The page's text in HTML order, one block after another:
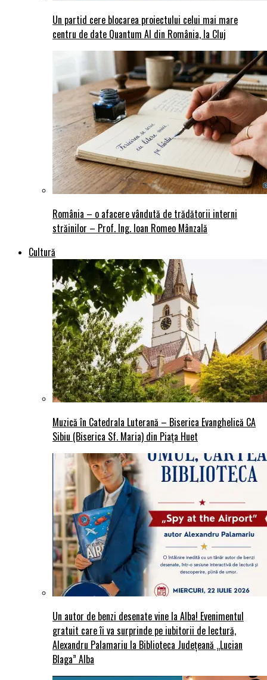
Un partid cere blocarea proiectului celui mai mare
centru de date Quantum AI din România, la Cluj
România – o afacere vândută de trădătorii interni
străinilor – Prof. Ing. Ioan Romeo Mânzală
Cultură
Muzică în Catedrala Luterană – Biserica Evanghelică CA
Sibiu (Biserica Sf. Maria) din Piaţa Huet
Un autor de benzi desenate vine la Alba! Evenimentul
gratuit care îi va surprinde pe iubitorii de lectură,
Alexandru Palamariu la Biblioteca Județeană „Lucian
Blaga” Alba